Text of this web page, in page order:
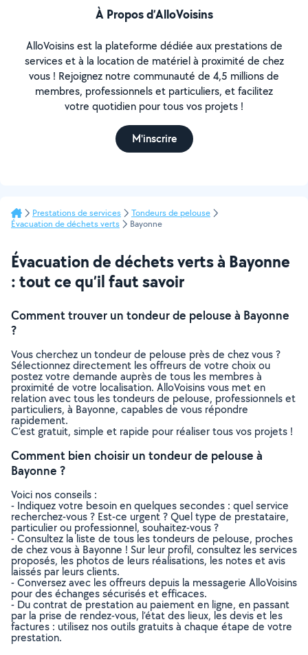
À Propos d’AlloVoisins
AlloVoisins est la plateforme dédiée aux prestations de
services et à la location de matériel à proximité de chez
vous ! Rejoignez notre communauté de 4,5 millions de
membres, professionnels et particuliers, et facilitez
votre quotidien pour tous vos projets !
M'inscrire
Prestations de services
Tondeurs de pelouse
Évacuation de déchets verts
Bayonne
Évacuation de déchets verts à Bayonne
: tout ce qu’il faut savoir
Comment trouver un tondeur de pelouse à Bayonne
?
Vous cherchez un tondeur de pelouse près de chez vous ?
Sélectionnez directement les offreurs de votre choix ou
postez votre demande auprès de tous les membres à
proximité de votre localisation. AlloVoisins vous met en
relation avec tous les tondeurs de pelouse, professionnels et
particuliers, à Bayonne, capables de vous répondre
rapidement.
C’est gratuit, simple et rapide pour réaliser tous vos projets !
Comment bien choisir un tondeur de pelouse à
Bayonne ?
Voici nos conseils :
- Indiquez votre besoin en quelques secondes : quel service
recherchez-vous ? Est-ce urgent ? Quel type de prestataire,
particulier ou professionnel, souhaitez-vous ?
- Consultez la liste de tous les tondeurs de pelouse, proches
de chez vous à Bayonne ! Sur leur profil, consultez les services
proposés, les photos de leurs réalisations, les notes et avis
laissés par leurs clients.
- Conversez avec les offreurs depuis la messagerie AlloVoisins
pour des échanges sécurisés et efficaces.
- Du contrat de prestation au paiement en ligne, en passant
par la prise de rendez-vous, l’état des lieux, les devis et les
factures : utilisez nos outils gratuits à chaque étape de votre
prestation.